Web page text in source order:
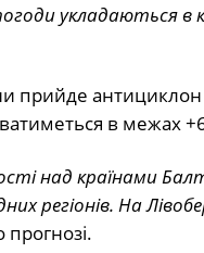
укладаються в
антициклон
в межах
над країнами
регіонів. На
прогнозі.